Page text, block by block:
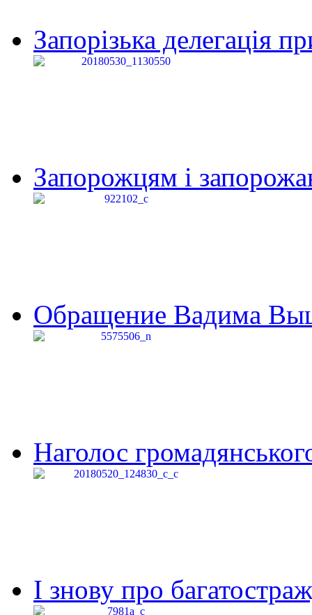
Запорізька делегація
Запорожцям і
Обращение Вадима
Наголос
І знову про